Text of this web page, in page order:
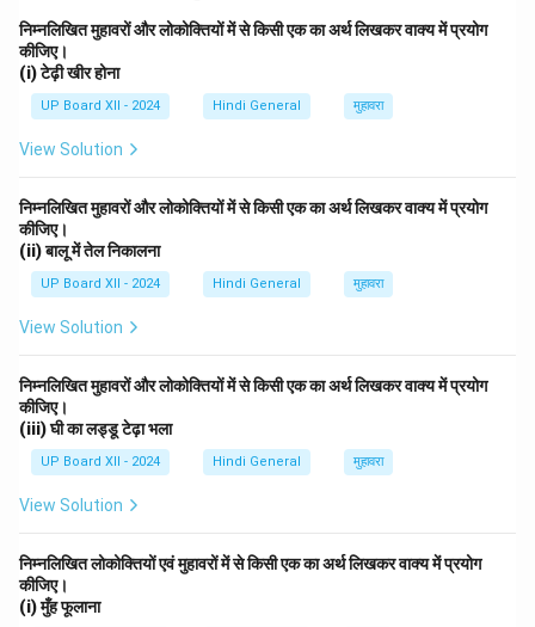
निम्नलिखित मुहावरों और लोकोक्तियों में से किसी एक का अर्थ लिखकर वाक्य में प्रयोग
कीजिए।
(i) टेढ़ी खीर होना
UP Board XII - 2024 Hindi General मुहावरा
View Solution
निम्नलिखित मुहावरों और लोकोक्तियों में से किसी एक का अर्थ लिखकर वाक्य में प्रयोग
कीजिए।
(ii) बालू में तेल निकालना
UP Board XII - 2024 Hindi General मुहावरा
View Solution
निम्नलिखित मुहावरों और लोकोक्तियों में से किसी एक का अर्थ लिखकर वाक्य में प्रयोग
कीजिए।
(iii) घी का लड्डू टेढ़ा भला
UP Board XII - 2024 Hindi General मुहावरा
View Solution
निम्नलिखित लोकोक्तियों एवं मुहावरों में से किसी एक का अर्थ लिखकर वाक्य में प्रयोग
कीजिए।
(i) मुँह फूलाना